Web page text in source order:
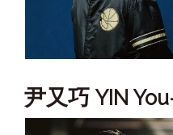
尹又巧YIN